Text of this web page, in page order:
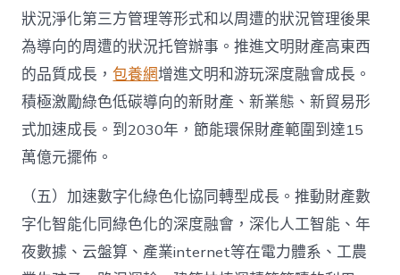
狀況淨化第三方管理等形式和以周遭的狀況管理後果
為導向的周遭的狀況托管辦事。推進文明財產高東西
的品質成長，包養網增進文明和游玩深度融會成長。
積極激勵綠色低碳導向的新財產、新業態、新貿易形
式加速成長。到2030年，節能環保財產範圍到達15
萬億元擺佈。
（五）加速數字化綠色化協同轉型成長。推動財產數
字化智能化同綠色化的深度融會，深化人工智能、年
夜數據、云盤算、產業internet等在電力體系、工農